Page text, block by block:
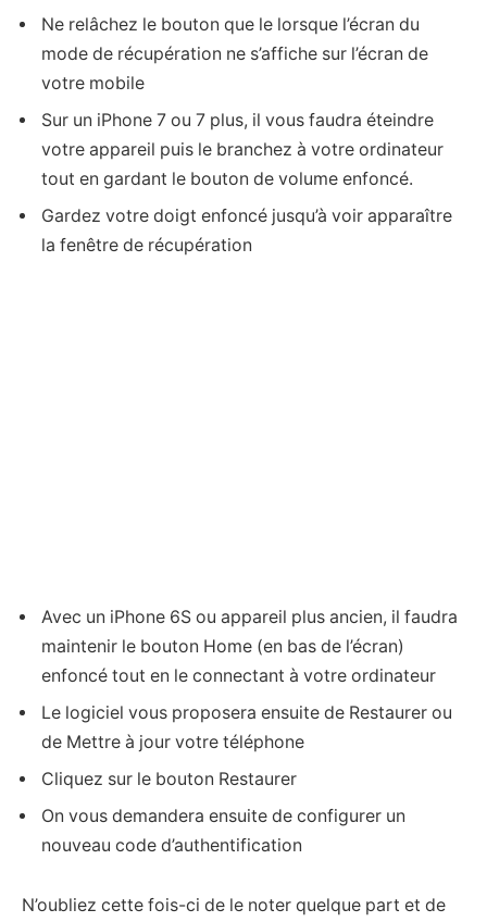
Ne relâchez le bouton que le lorsque l’écran du
mode de récupération ne s’affiche sur l’écran de
votre mobile
Sur un iPhone 7 ou 7 plus, il vous faudra éteindre
votre appareil puis le branchez à votre ordinateur
tout en gardant le bouton de volume enfoncé.
Gardez votre doigt enfoncé jusqu’à voir apparaître
la fenêtre de récupération
Avec un iPhone 6S ou appareil plus ancien, il faudra
maintenir le bouton Home (en bas de l’écran)
enfoncé tout en le connectant à votre ordinateur
Le logiciel vous proposera ensuite de Restaurer ou
de Mettre à jour votre téléphone
Cliquez sur le bouton Restaurer
On vous demandera ensuite de configurer un
nouveau code d’authentification
N’oubliez cette fois-ci de le noter quelque part et de